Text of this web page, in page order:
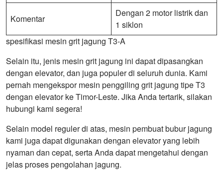
Komentar
Dengan 2 motor listrik dan
1 siklon
spesifikasi mesin grit jagung T3-A
Selain itu, jenis mesin grit jagung ini dapat dipasangkan
dengan elevator, dan juga populer di seluruh dunia. Kami
pernah mengekspor mesin penggiling grit jagung tipe T3
dengan elevator ke Timor-Leste. Jika Anda tertarik, silakan
hubungi kami segera!
Selain model reguler di atas, mesin pembuat bubur jagung
kami juga dapat digunakan dengan elevator yang lebih
nyaman dan cepat, serta Anda dapat mengetahui dengan
jelas proses pengolahan jagung.